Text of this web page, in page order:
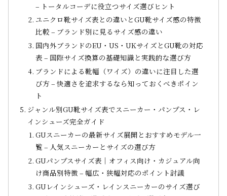
– トータルコーデに役立つサイズ選びヒント
ユニクロ靴サイズ表との違いとGU靴サイズ感の特徴
比較 – ブランド別に見るサイズ感の違い
国内外ブランドのEU・US・UKサイズとGU靴の対応
表 – 国際サイズ換算の基礎知識と実践的な選び方
ブランドによる靴幅（ワイズ）の違いに注目した選
び方 – 快適さを追求するなら知っておくべきポイン
ト
ジャンル別GU靴サイズ表でスニーカー・パンプス・レ
インシューズ完全ガイド
GUスニーカーの最新サイズ展開とおすすめモデル一
覧 – 人気スニーカーとサイズの選び方
GUパンプスサイズ表｜オフィス向け・カジュアル向
け商品別特徴 – 幅広・狭幅対応のポイント討議
GUレインシューズ・レインスニーカーのサイズ選び